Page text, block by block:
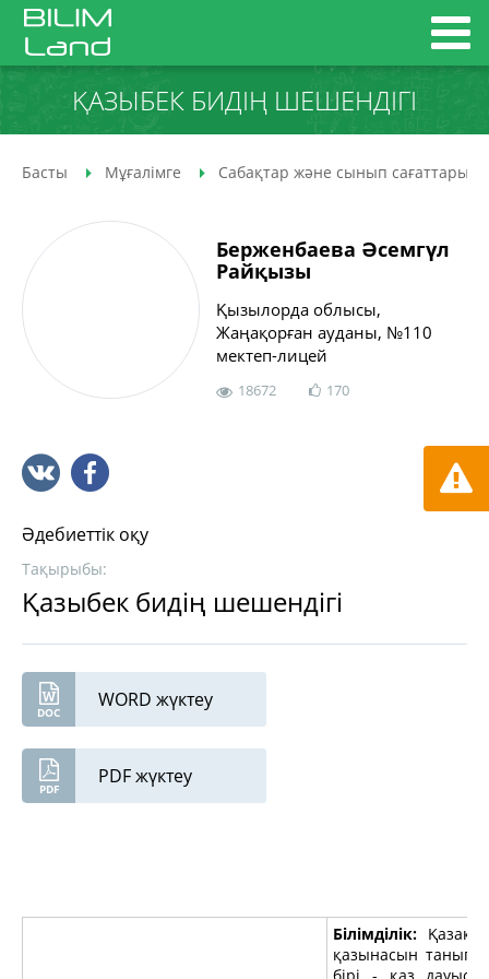
ҚАЗЫБЕК БИДІҢ ШЕШЕНДІГІ
Басты Мұғалімге Сабақтар және сынып сағаттары
Берженбаева Әсемгүл
Райқызы
Қызылорда облысы,
Жаңақорған ауданы, №110
мектеп-лицей
18672 170
Әдебиеттік оқу
Тақырыбы:
Қазыбек бидің шешендігі
WORD жүктеу
PDF жүктеу
Білімділік: Қазақ
қазынасын танып